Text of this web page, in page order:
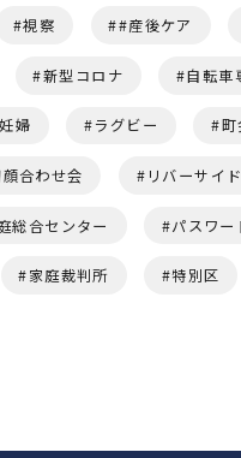
視察 #産後ケア
新型コロナ 自転車
妊婦 ラグビー 町
合わせ会 リバーサイ
総合センター パスワー
家庭裁判所 特別区